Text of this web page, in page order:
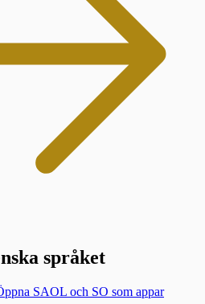
språket
SAOL och SO som appar